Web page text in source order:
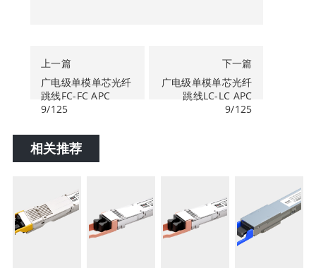
上一篇
广电级单模单芯光纤
跳线FC-FC APC
9/125
下一篇
广电级单模单芯光纤
跳线LC-LC APC
9/125
相关推荐